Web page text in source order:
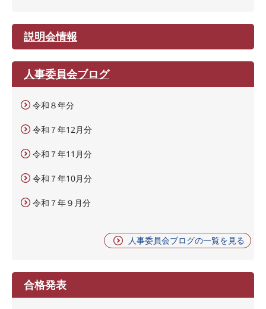
説明会情報
人事委員会ブログ
令和８年分
令和７年12月分
令和７年11月分
令和７年10月分
令和７年９月分
人事委員会ブログの一覧を見る
合格発表